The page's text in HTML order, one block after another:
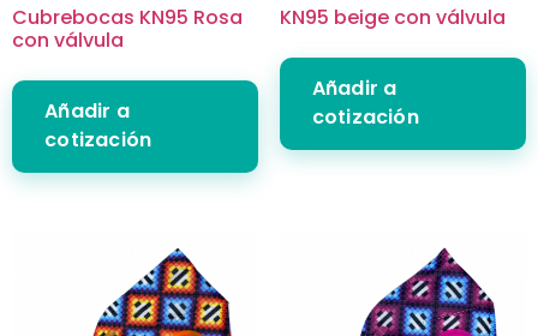
Cubrebocas KN95 Rosa
con válvula
Añadir a
cotización
KN95 beige con válvula
Añadir a
cotización